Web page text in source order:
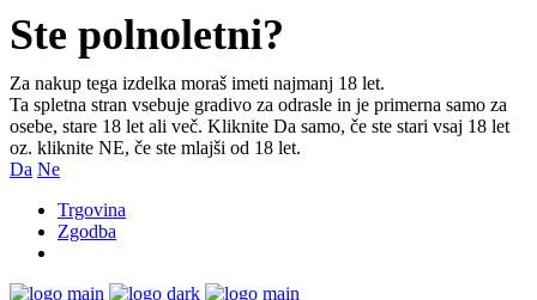
Ste polnoletni?
Za nakup tega izdelka moraš imeti najmanj 18 let.
Ta spletna stran vsebuje gradivo za odrasle in je primerna samo za
osebe, stare 18 let ali več. Kliknite Da samo, če ste stari vsaj 18 let
oz. kliknite NE, če ste mlajši od 18 let.
Da Ne
Trgovina
Zgodba